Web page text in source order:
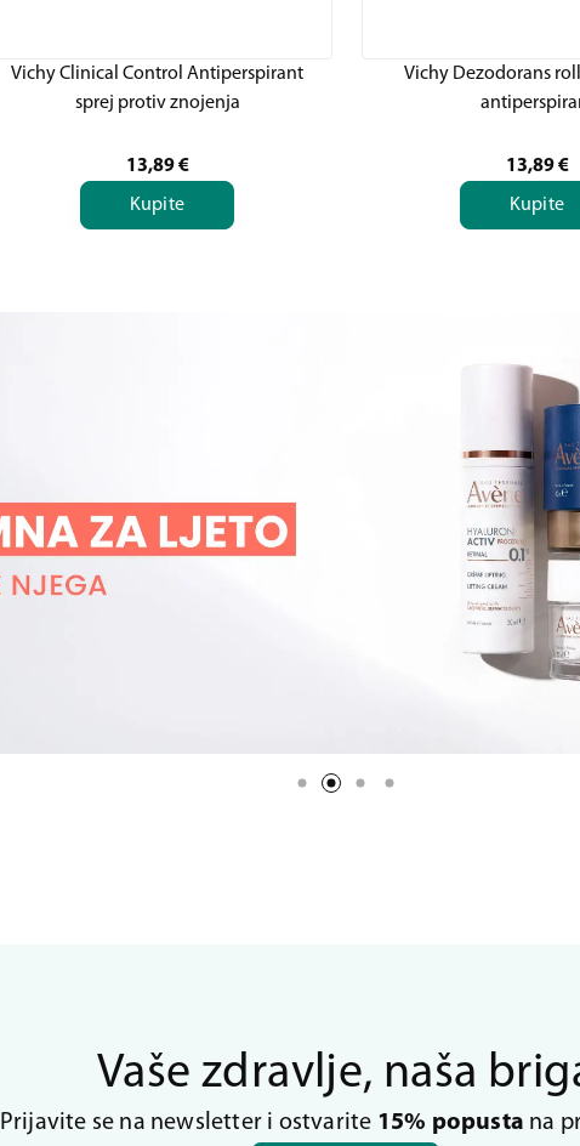
Vichy Clinical Control Antiperspirant
sprej protiv znojenja
13,89 €
Kupite
Vichy Dezodorans
13,89 €
Kupite
Vaše zdravlje, naša
Prijavite se na newsletter i ostvarite 15% popusta na